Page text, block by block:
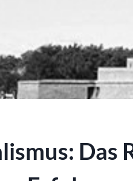
Das